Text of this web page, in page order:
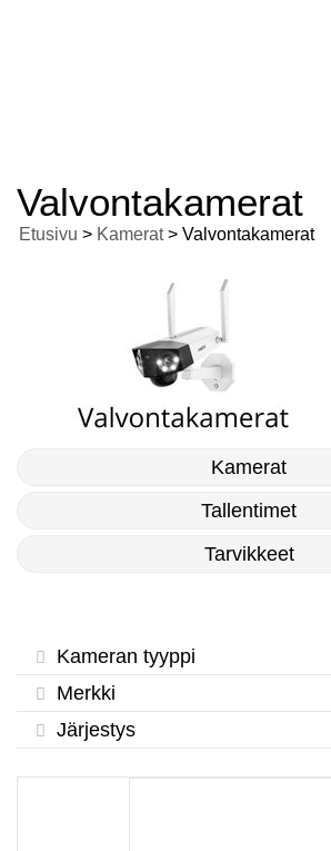
Valvontakamerat
Etusivu > Kamerat> Valvontakamerat
Kamerat
Tallentimet
Tarvikkeet
Kameran tyyppi
Merkki
Järjestys